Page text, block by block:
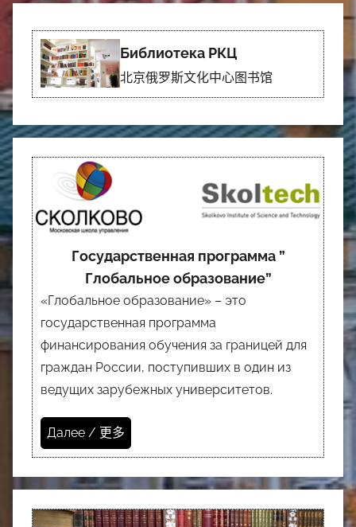
Библиотека РКЦ
北京俄罗斯文化中心图书馆
Государственная программа ”
Глобальное образование”
«Глобальное образование» – это
государственная программа
финансирования обучения за границей для
граждан России, поступивших в один из
ведущих зарубежных университетов.
Далее / 更多